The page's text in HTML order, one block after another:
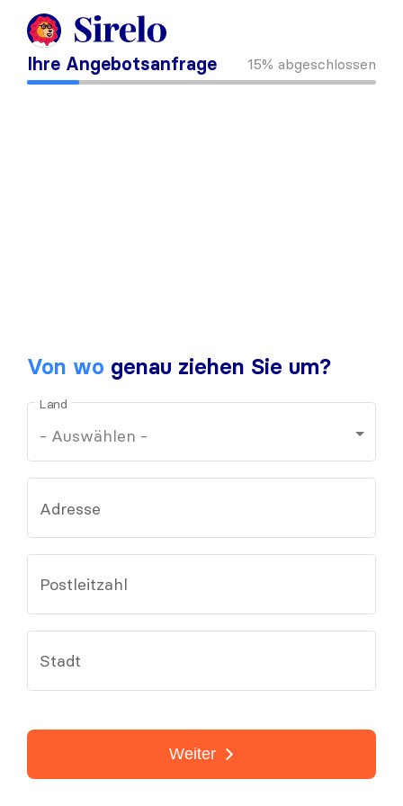
Ihre Angebotsanfrage 15% abgeschlossen
Von wo genau ziehen Sie um?
Land
Adresse
Postleitzahl
Stadt
Weiter